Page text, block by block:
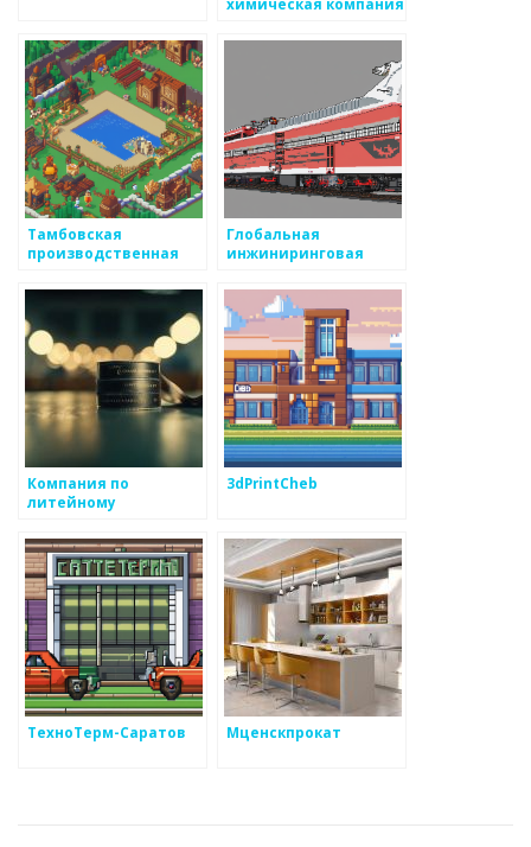
Тамбовская
производственная
Глобальная
инжиниринговая
Компания по
литейному
3dPrintCheb
ТехноТерм-Саратов Мценскпрокат